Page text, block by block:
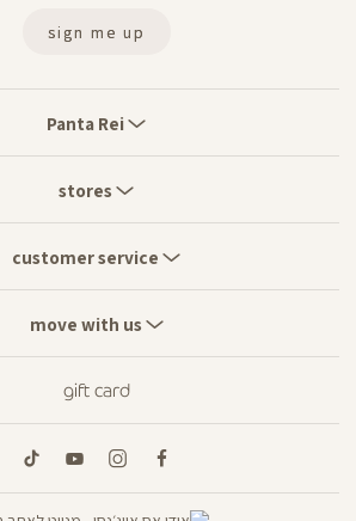
Rei
Panta Rei
stores
with
service
customer service
gift card
sign me up
facebook
instagram
youtube
tiktok